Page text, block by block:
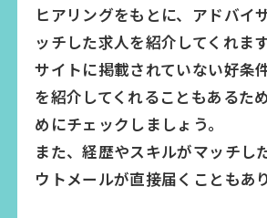
ヒアリングをもとに、アドバイ
ッチした求人を紹介してくれます
サイトに掲載されていない好条
を紹介してくれることもあるた
めにチェックしましょう。
また、経歴やスキルがマッチし
ウトメールが直接届くこともあり